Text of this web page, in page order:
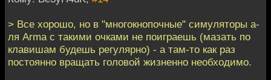
> Все хорошо, но в "многокнопочные" симуляторы а-
ля Arma с такими очками не поиграешь (мазать по
клавишам будешь регулярно) - а там-то как раз
постоянно вращать головой жизненно необходимо.